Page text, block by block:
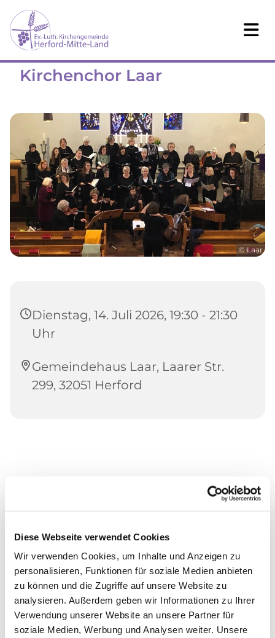
Diese Webseite verwendet Cookies
Wir verwenden Cookies, um Inhalte und Anzeigen zu
personalisieren, Funktionen für soziale Medien anbieten
zu können und die Zugriffe auf unsere Website zu
analysieren. Außerdem geben wir Informationen zu Ihrer
Verwendung unserer Website an unsere Partner für
soziale Medien, Werbung und Analysen weiter. Unsere
Kirchenchor Laar
© Laar
Dienstag, 14. Juli 2026, 19:30 - 21:30
Uhr
Gemeindehaus Laar, Laarer Str.
299, 32051 Herford